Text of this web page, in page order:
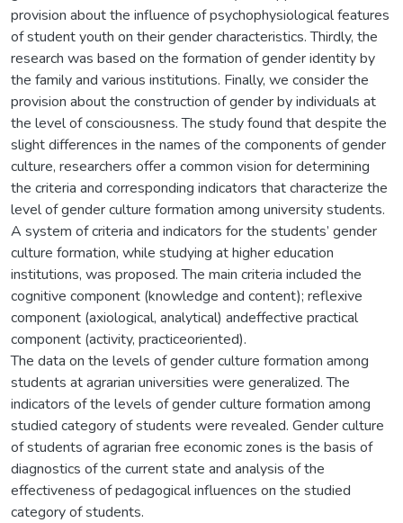
provision about the influence of psychophysiological features
of student youth on their gender characteristics. Thirdly, the
research was based on the formation of gender identity by
the family and various institutions. Finally, we consider the
provision about the construction of gender by individuals at
the level of consciousness. The study found that despite the
slight differences in the names of the components of gender
culture, researchers offer a common vision for determining
the criteria and corresponding indicators that characterize the
level of gender culture formation among university students.
A system of criteria and indicators for the students’ gender
culture formation, while studying at higher education
institutions, was proposed. The main criteria included the
cognitive component (knowledge and content); reflexive
component (axiological, analytical) andeffective practical
component (activity, practiceoriented).
The data on the levels of gender culture formation among
students at agrarian universities were generalized. The
indicators of the levels of gender culture formation among
studied category of students were revealed. Gender culture
of students of agrarian free economic zones is the basis of
diagnostics of the current state and analysis of the
effectiveness of pedagogical influences on the studied
category of students.